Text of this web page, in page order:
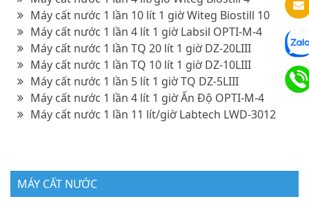
Máy cất nước 1 lần 10 lít 1 giờ Witeg Biostill 10
Máy cất nước 1 lần 4 lít 1 giờ Labsil OPTI-M-4
Máy cất nước 1 lần TQ 20 lít 1 giờ DZ-20LIII
Máy cất nước 1 lần TQ 10 lít 1 giờ DZ-10LIII
Máy cất nước 1 lần 5 lít 1 giờ TQ DZ-5LIII
Máy cất nước 1 lần 4 lít 1 giờ Ấn Độ OPTI-M-4
Máy cất nước 1 lần 11 lít/giờ Labtech LWD-3012
MÁY CẤT NƯỚC